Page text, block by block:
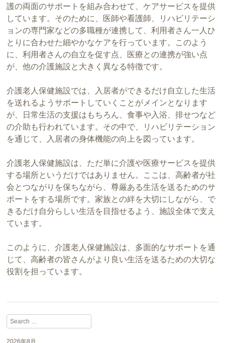
護の両面のサポートを組み合わせて、ケアサービスを提供
しています。そのために、医師や看護師、リハビリテーシ
ョンの専門家などの多職種が連携して、利用者さん一人ひ
とりに合わせた細やかなケアを行っています。このよう
に、利用者さんの自立を促す点、医療との連携が強い点
が、他の介護施設と大きく異なる特徴です。
介護老人保健施設では、入居者ができるだけ自立した生活
を送れるようサポートしていくことがメインとなります
が、日常生活の支援はもちろん、食事や入浴、排せつなど
の介助も行われています。その中で、リハビリテーション
を通じて、入居者の身体機能の向上を図っています。
介護老人保健施設は、ただ単に介護や医療サービスを提供
する場所というだけではありません。ここは、高齢者が社
会とつながりを保ちながら、尊厳ある生活を送るためのサ
ポートをする場所です。家族との絆を大切にしながら、で
きるだけ自分らしい生活を目指せるよう、施設全体で支え
ています。
このように、介護老人保健施設は、多面的なサポートを通
じて、高齢者の皆さんがより良い生活を送るための大切な
役割を担っています。
Search
2026年8月